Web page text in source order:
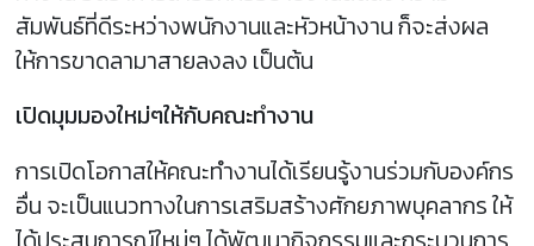
สัมพันธ์ที่ดีระหว่างพนักงานและหัวหน้างาน ก็จะส่งผล
ให้การขาดลามาสายลงลง เป็นต้น
เปิดมุมมองใหม่ๆให้กับคณะทำงาน
การเปิดโอกาสให้คณะทำงานได้เรียนรู้งานร่วมกับองค์กร
อื่น จะเป็นแนวทางในการเสริมสร้างศักยภาพบุคลากร ให้